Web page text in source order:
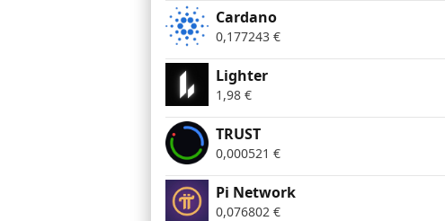
Cardano
0,177243 €
Lighter
1,98 €
TRUST
0,000521 €
Pi Network
0,076802 €